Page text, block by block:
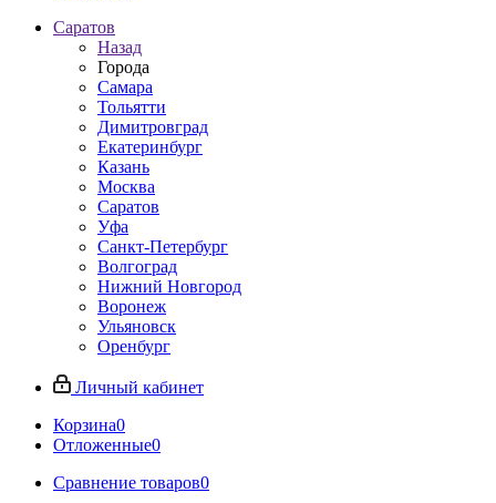
Саратов
Назад
Города
Самара
Тольятти
Димитровград
Екатеринбург
Казань
Москва
Саратов
Уфа
Санкт-Петербург
Волгоград
Нижний Новгород
Воронеж
Ульяновск
Оренбург
Личный кабинет
Корзина0
Отложенные0
Сравнение товаров0